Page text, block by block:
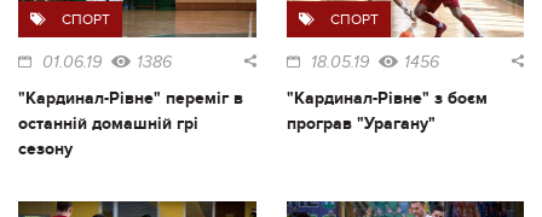
СПОРТ
01.06.19 1386
"Кардинал-Рівне" переміг в
останній домашній грі
сезону
СПОРТ
18.05.19 1456
"Кардинал-Рівне" з боєм
програв "Урагану"